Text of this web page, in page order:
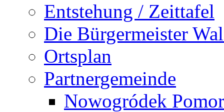
Entstehung / Zeittafel
Die Bürgermeister
Ortsplan
Partnergemeinde
Nowogródek